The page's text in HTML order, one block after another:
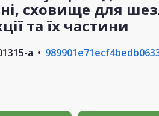
сховище для
та їх частини
a